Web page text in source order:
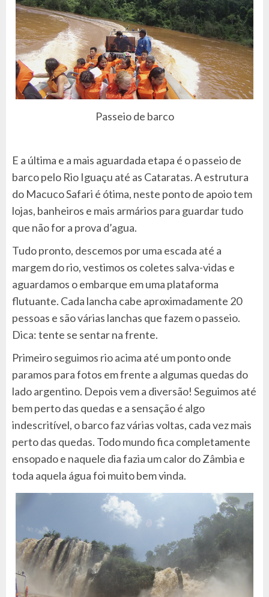
Passeio de barco
E a última e a mais aguardada etapa é o passeio de
barco pelo Rio Iguaçu até as Cataratas. A estrutura
do Macuco Safari é ótima, neste ponto de apoio tem
lojas, banheiros e mais armários para guardar tudo
que não for a prova d’agua.
Tudo pronto, descemos por uma escada até a
margem do rio, vestimos os coletes salva-vidas e
aguardamos o embarque em uma plataforma
flutuante. Cada lancha cabe aproximadamente 20
pessoas e são várias lanchas que fazem o passeio.
Dica: tente se sentar na frente.
Primeiro seguimos rio acima até um ponto onde
paramos para fotos em frente a algumas quedas do
lado argentino. Depois vem a diversão! Seguimos até
bem perto das quedas e a sensação é algo
indescritível, o barco faz várias voltas, cada vez mais
perto das quedas. Todo mundo fica completamente
ensopado e naquele dia fazia um calor do Zâmbia e
toda aquela água foi muito bem vinda.